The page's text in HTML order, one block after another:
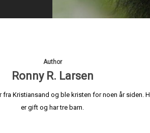
Author
Ronny R. Larsen
fra Kristiansand og ble kristen for noen år siden.
er gift og har tre barn.